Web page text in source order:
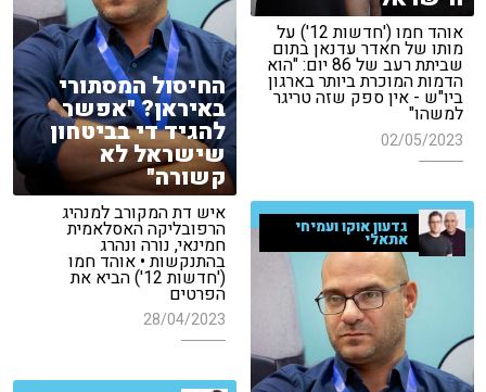
אוהד חמו ('חדשות 12') על
מותו של חאדר עדנאן בתום
שביתת רעב של 86 יום: "הוא
הדמות המוכרת ביותר בארגון
ביו"ש - אין ספק שזה טריגר
למשהו"
02/05/2023
החיסול המסתורי
באיראן? "אפשר
להגיד די בביטחון
שישראל לא
קשורה"
איש דת המקורב למנהיג
הרפובליקה האסלאמית
חמינאי, נורה ונהרג
בהתנקשות • אוהד חמו
('חדשות 12') הביא את
הפרטים
28/04/2023
גדעון אוקו ועמיחי
אתאלי